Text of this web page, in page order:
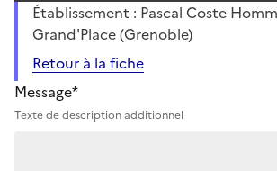
Établissement : Pascal Coste
Grand'Place (Grenoble)
Retour à la fiche
Message*
Texte de description additionnel